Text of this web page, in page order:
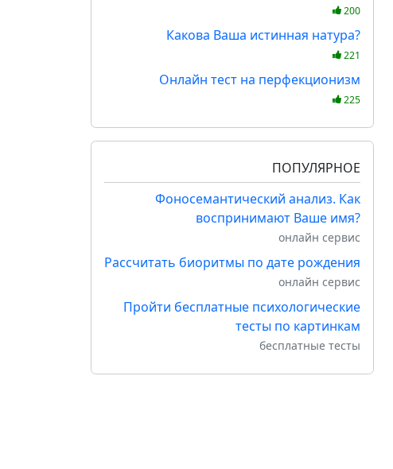
200
Какова Ваша истинная натура?
221
Онлайн тест на перфекционизм
225
ПОПУЛЯРНОЕ
Фоносемантический анализ. Как
воспринимают Ваше имя?
онлайн сервис
Рассчитать биоритмы по дате рождения
онлайн сервис
Пройти бесплатные психологические
тесты по картинкам
бесплатные тесты